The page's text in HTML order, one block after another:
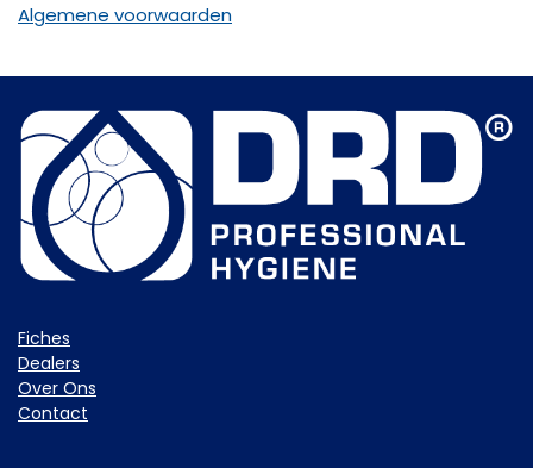
Algemene voorwaarden
Fiche​s
Dealers
Over Ons
Contact